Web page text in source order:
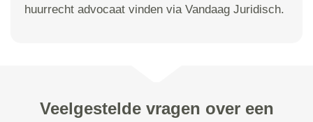
huurrecht advocaat vinden via Vandaag Juridisch.
Veelgestelde vragen over een